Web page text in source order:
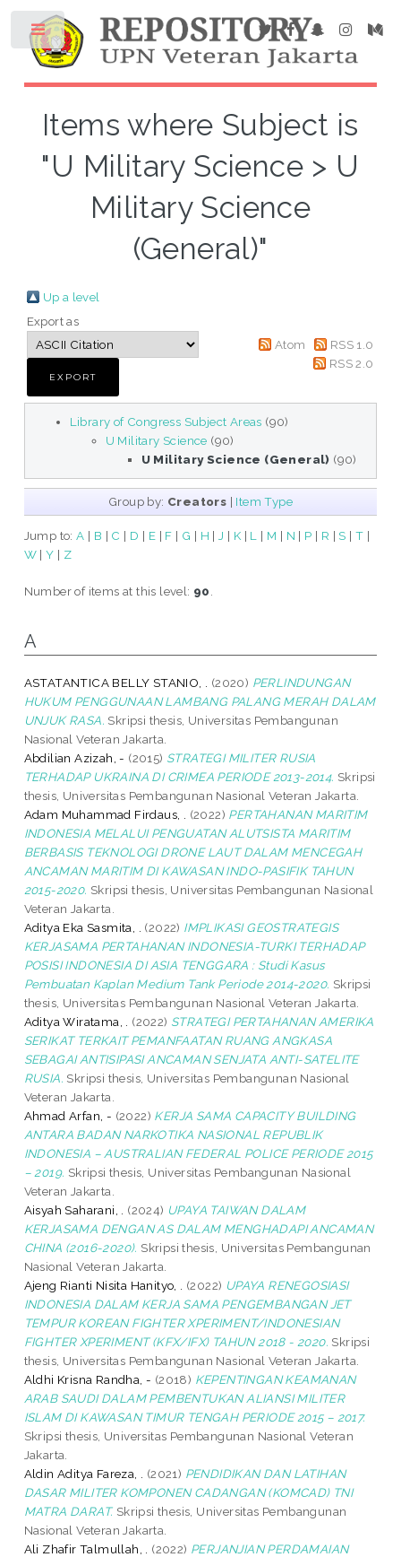
Items where Subject is
"U Military Science > U
Military Science
(General)"
Up a level
Export as
Atom
RSS 1.0
RSS 2.0
Library of Congress Subject Areas (90)
U Military Science (90)
U Military Science (General) (90)
Group by: Creators | Item Type
Jump to:A | B | C | D | E | F | G | H | J | K | L | M | N | P | R | S |T |
W |Y | Z
Number of items at this level: 90
A
ASTATANTICA BELLY STANIO, . (2020) PERLINDUNGAN
HUKUM PENGGUNAAN LAMBANG PALANG MERAH DALAM
UNJUK RASA. Skripsi thesis, Universitas Pembangunan
Nasional Veteran Jakarta.
Abdilian Azizah, - (2015) STRATEGI MILITER RUSIA
TERHADAP UKRAINA DI CRIMEA PERIODE 2013-2014. Skripsi
thesis, Universitas Pembangunan Nasional Veteran Jakarta.
Adam Muhammad Firdaus, .
(2022) PERTAHANAN MARITIM
INDONESIA MELALUI PENGUATAN ALUTSISTA MARITIM
BERBASIS TEKNOLOGI DRONE LAUT DALAM MENCEGAH
ANCAMAN MARITIM DI KAWASAN INDO-PASIFIK TAHUN
2015-2020. Skripsi thesis, Universitas Pembangunan Nasional
Veteran Jakarta.
Aditya Eka Sasmita, .
(2022) IMPLIKASI GEOSTRATEGIS
KERJASAMA PERTAHANAN INDONESIA-TURKI TERHADAP
POSISI INDONESIA DI ASIA TENGGARA : Studi Kasus
Pembuatan Kaplan Medium Tank Periode 2014-2020. Skripsi
thesis, Universitas Pembangunan Nasional Veteran Jakarta.
Aditya Wiratama, .
(2022) STRATEGI PERTAHANAN AMERIKA
SERIKAT TERKAIT PEMANFAATAN RUANG ANGKASA
SEBAGAI ANTISIPASI ANCAMAN SENJATA ANTI-SATELITE
RUSIA. Skripsi thesis, Universitas Pembangunan Nasional
Veteran Jakarta.
Ahmad Arfan, - (2022) KERJA SAMA CAPACITY BUILDING
ANTARA BADAN NARKOTIKA NASIONAL REPUBLIK
INDONESIA – AUSTRALIAN FEDERAL POLICE PERIODE 2015
– 2019. Skripsi thesis, Universitas Pembangunan Nasional
Veteran Jakarta.
Aisyah Saharani, .
(2024) UPAYA TAIWAN DALAM
KERJASAMA DENGAN AS DALAM MENGHADAPI ANCAMAN
CHINA (2016-2020). Skripsi thesis, Universitas Pembangunan
Nasional Veteran Jakarta.
Ajeng Rianti Nisita Hanityo, .
(2022) UPAYA RENEGOSIASI
INDONESIA DALAM KERJA SAMA PENGEMBANGAN JET
TEMPUR KOREAN FIGHTER XPERIMENT/INDONESIAN
FIGHTER XPERIMENT (KFX/IFX) TAHUN 2018 - 2020. Skripsi
thesis, Universitas Pembangunan Nasional Veteran Jakarta.
Aldhi Krisna Randha, - (2018) KEPENTINGAN KEAMANAN
ARAB SAUDI DALAM PEMBENTUKAN ALIANSI MILITER
ISLAM DI KAWASAN TIMUR TENGAH PERIODE 2015 – 2017.
Skripsi thesis, Universitas Pembangunan Nasional Veteran
Jakarta.
Aldin Aditya Fareza, .
(2021) PENDIDIKAN DAN LATIHAN
DASAR MILITER KOMPONEN CADANGAN (KOMCAD) TNI
MATRA DARAT. Skripsi thesis, Universitas Pembangunan
Nasional Veteran Jakarta.
Ali Zhafir Talmullah, .
(2022) PERJANJIAN PERDAMAIAN